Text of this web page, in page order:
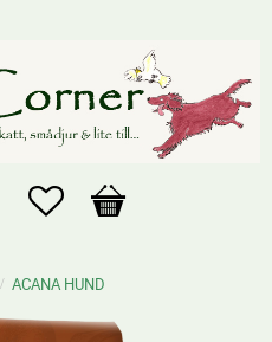
Favoriter
Kundvagn
ACANA HUND